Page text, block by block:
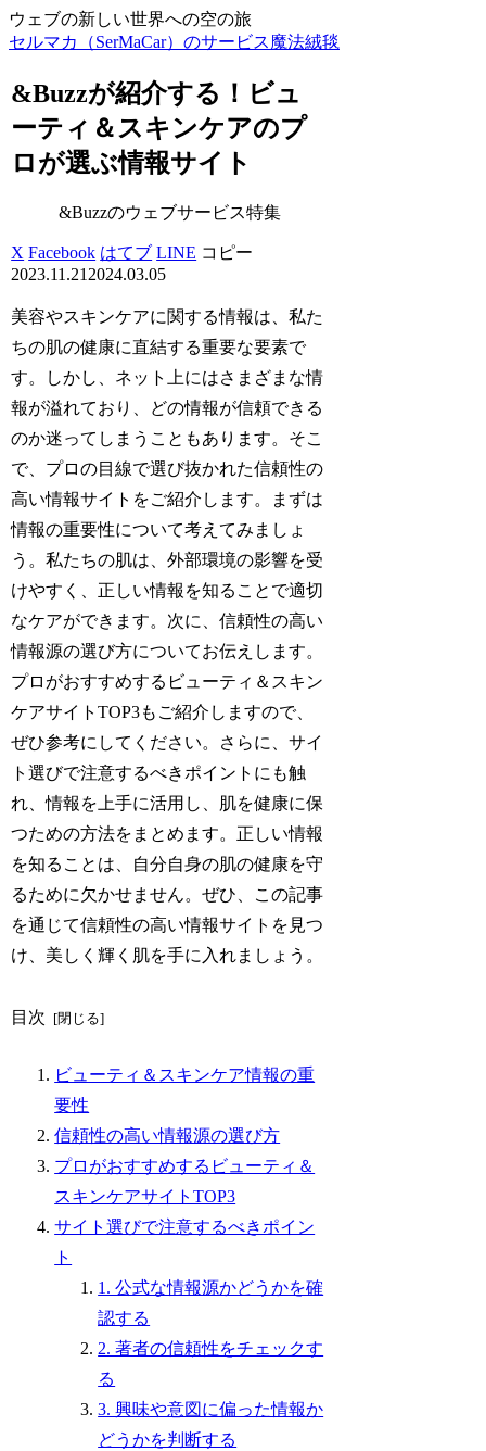
ウェブの新しい世界への空の旅
セルマカ（SerMaCar）のサービス魔法絨毯
&Buzzが紹介する！ビュ
ーティ＆スキンケアのプ
ロが選ぶ情報サイト
&Buzzのウェブサービス特集
X Facebook はてブ LINE コピー
2023.11.21 2024.03.05
美容やスキンケアに関する情報は、私た
ちの肌の健康に直結する重要な要素で
す。しかし、ネット上にはさまざまな情
報が溢れており、どの情報が信頼できる
のか迷ってしまうこともあります。そこ
で、プロの目線で選び抜かれた信頼性の
高い情報サイトをご紹介します。まずは
情報の重要性について考えてみましょ
う。私たちの肌は、外部環境の影響を受
けやすく、正しい情報を知ることで適切
なケアができます。次に、信頼性の高い
情報源の選び方についてお伝えします。
プロがおすすめするビューティ＆スキン
ケアサイトTOP3もご紹介しますので、
ぜひ参考にしてください。さらに、サイ
ト選びで注意するべきポイントにも触
れ、情報を上手に活用し、肌を健康に保
つための方法をまとめます。正しい情報
を知ることは、自分自身の肌の健康を守
るために欠かせません。ぜひ、この記事
を通じて信頼性の高い情報サイトを見つ
け、美しく輝く肌を手に入れましょう。
目次
ビューティ＆スキンケア情報の重
要性
信頼性の高い情報源の選び方
プロがおすすめするビューティ＆
スキンケアサイトTOP3
サイト選びで注意するべきポイン
ト
1. 公式な情報源かどうかを確
認する
2. 著者の信頼性をチェックす
る
3. 興味や意図に偏った情報か
どうかを判断する